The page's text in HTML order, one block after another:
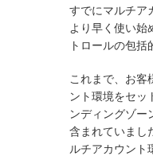
すでにマルチア
より早く使い始
トロールの包
これまで、お客
ント環境をセッ
ンディングゾー
含まれていまし
ルチアカウント